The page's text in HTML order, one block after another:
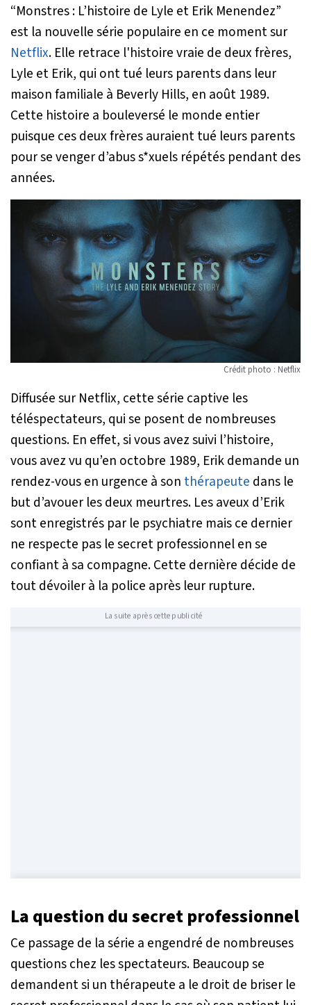
“Monstres : L’histoire de Lyle et Erik Menendez”
est la nouvelle série populaire en ce moment sur
Netflix. Elle retrace l'histoire vraie de deux frères,
Lyle et Erik, qui ont tué leurs parents dans leur
maison familiale à Beverly Hills, en août 1989.
Cette histoire a bouleversé le monde entier
puisque ces deux frères auraient tué leurs parents
pour se venger d’abus s*xuels répétés pendant des
années.
Crédit photo : Netflix
Diffusée sur Netflix, cette série captive les
téléspectateurs, qui se posent de nombreuses
questions. En effet, si vous avez suivi l’histoire,
vous avez vu qu’en octobre 1989, Erik demande un
rendez-vous en urgence à son thérapeute dans le
but d’avouer les deux meurtres. Les aveux d’Erik
sont enregistrés par le psychiatre mais ce dernier
ne respecte pas le secret professionnel en se
confiant à sa compagne. Cette dernière décide de
tout dévoiler à la police après leur rupture.
La suite après cette publicité
La question du secret professionnel
Ce passage de la série a engendré de nombreuses
questions chez les spectateurs. Beaucoup se
demandent si un thérapeute a le droit de briser le